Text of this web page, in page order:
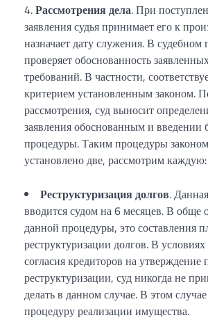
Рассмотрения дела. При
заявления судья принимает его к
назначает дату служения. В судебном
проверяет обоснованность
требований. В частности,
критерием установленным законом.
рассмотрения, суд выносит
заявления обоснованным и введении
процедуры. Таким процедуры
установлено две, рассмотрим каждую:
Реструктуризация долгов.
вводится судом на 6 месяцев. В обще
данной процедуры, это составления
реструктуризации долгов. В условиях
согласия кредиторов на утверждение
реструктуризации, суд никогда не
делать в данном случае. В этом
процедуру реализации имущества.